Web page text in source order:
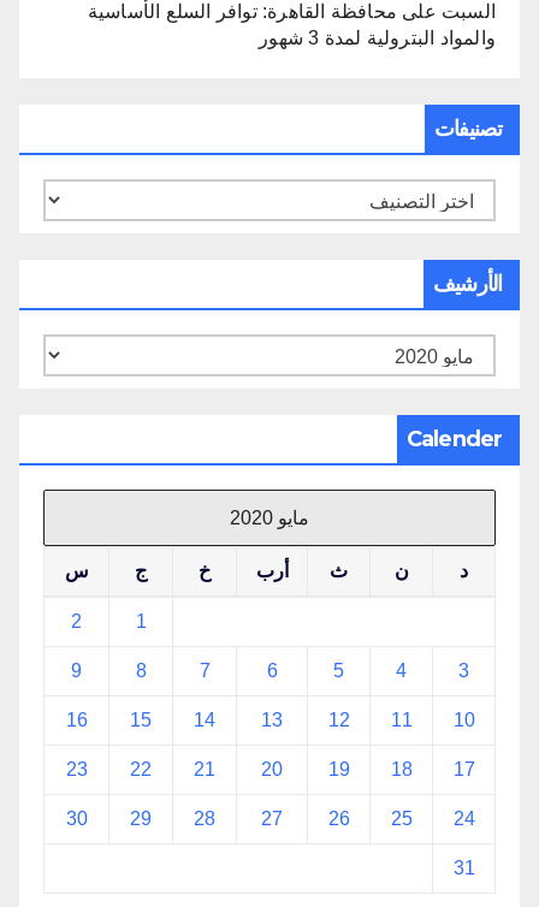
السبت على محافظة القاهرة: توافر السلع الأساسية
والمواد البترولية لمدة 3 شهور
تصنيفات
تصنيفات
الأرشيف
الأرشيف
Calender
مايو 2020
د ن ث أرب خ ج س
1
2
3
4
5
6
7
8
9
10
11
12
13
14
15
16
17
18
19
20
21
22
23
24
25
26
27
28
29
30
31